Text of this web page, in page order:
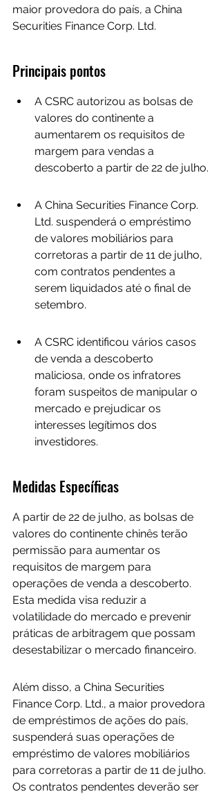
maior provedora do país, a China
Securities Finance Corp. Ltd.
Principais pontos
A CSRC autorizou as bolsas de
valores do continente a
aumentarem os requisitos de
margem para vendas a
descoberto a partir de 22 de julho.
A China Securities Finance Corp.
Ltd. suspenderá o empréstimo
de valores mobiliários para
corretoras a partir de 11 de julho,
com contratos pendentes a
serem liquidados até o final de
setembro.
A CSRC identificou vários casos
de venda a descoberto
maliciosa, onde os infratores
foram suspeitos de manipular o
mercado e prejudicar os
interesses legítimos dos
investidores.
Medidas Específicas
A partir de 22 de julho, as bolsas de
valores do continente chinês terão
permissão para aumentar os
requisitos de margem para
operações de venda a descoberto.
Esta medida visa reduzir a
volatilidade do mercado e prevenir
práticas de arbitragem que possam
desestabilizar o mercado financeiro.
Além disso, a China Securities
Finance Corp. Ltd., a maior provedora
de empréstimos de ações do país,
suspenderá suas operações de
empréstimo de valores mobiliários
para corretoras a partir de 11 de julho.
Os contratos pendentes deverão ser